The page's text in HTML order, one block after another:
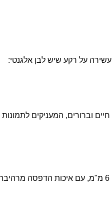
על רקע שיש לבן אלגנטי:
וברורים, המעניקים לתמונות
כל תמונה מודפסת על זכוכית מחוסמת אקסטרה קליר בעובי 6 מ"מ, עם